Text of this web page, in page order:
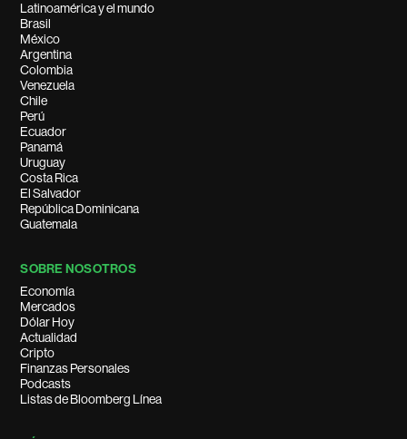
Latinoamérica y el mundo
Brasil
México
Argentina
Colombia
Venezuela
Chile
Perú
Ecuador
Panamá
Uruguay
Costa Rica
El Salvador
República Dominicana
Guatemala
SOBRE NOSOTROS
Economía
Mercados
Dólar Hoy
Actualidad
Cripto
Finanzas Personales
Podcasts
Listas de Bloomberg Línea